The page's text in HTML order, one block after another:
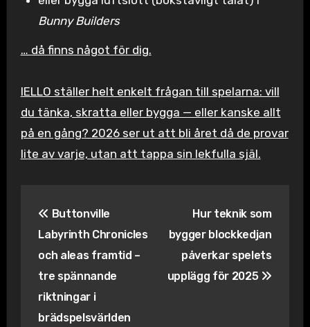
Bunny Builders
… då finns något för dig.
IELLO ställer helt enkelt frågan till spelarna: vill
du tänka, skratta eller bygga — eller kanske allt
på en gång? 2026 ser ut att bli året då de provar
lite av varje, utan att tappa sin lekfulla själ.
Buttonville
Labyrinth Chronicles
och aleas framtid –
tre spännande
riktningar i
brädspelsvärlden
Hur teknik som
bygger blockkedjan
påverkar spelets
upplägg för 2025